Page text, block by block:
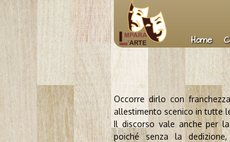
Home
Occorre dirlo con
allestimento scenico in tutte
Il discorso vale anche per
poiché senza la